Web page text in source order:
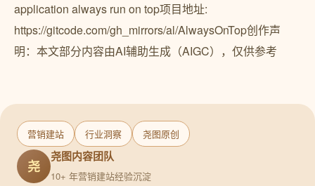
application always run on top项目地址:
https://gitcode.com/gh_mirrors/al/AlwaysOnTop创作声
明：本文部分内容由AI辅助生成（AIGC），仅供参考
营销建站 行业洞察 尧图原创
尧
尧图内容团队
10+ 年营销建站经验沉淀